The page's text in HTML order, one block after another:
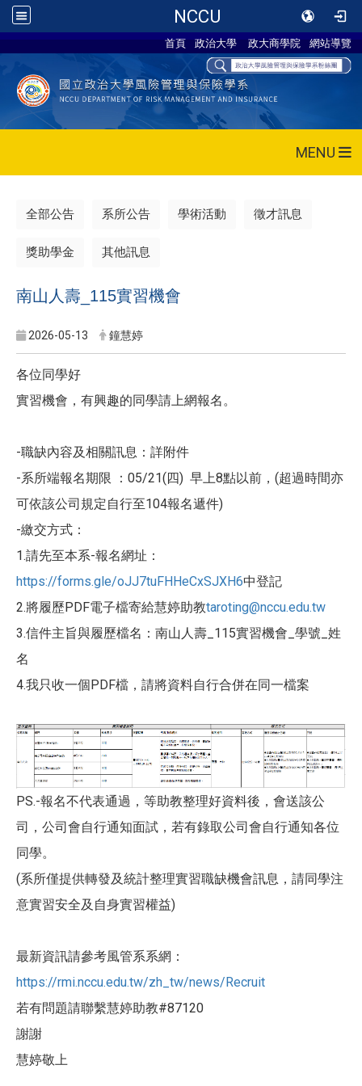
NCCU
首頁 政治大學 政大商學院 網站導覽
MENU
全部公告 系所公告 學術活動 徵才訊息
獎助學金 其他訊息
南山人壽_115實習機會
2026-05-13 鐘慧婷
各位同學好
實習機會，有興趣的同學請上網報名。
-職缺內容及相關訊息：詳附件
-系所端報名期限 ：05/21(四) 早上8點以前，(超過時間亦
可依該公司規定自行至104報名遞件)
-繳交方式：
1.請先至本系-報名網址：
https://forms.gle/oJJ7tuFHHeCxSJXH6中登記
2.將履歷PDF電子檔寄給慧婷助教taroting@nccu.edu.tw
3.信件主旨與履歷檔名：南山人壽_115實習機會_學號_姓
名
4.我只收一個PDF檔，請將資料自行合併在同一檔案
PS.-報名不代表通過，等助教整理好資料後，會送該公
司，公司會自行通知面試，若有錄取公司會自行通知各位
同學。
(系所僅提供轉發及統計整理實習職缺機會訊息，請同學注
意實習安全及自身實習權益)
最新資訊請參考風管系系網：
https://rmi.nccu.edu.tw/zh_tw/news/Recruit
若有問題請聯繫慧婷助教#87120
謝謝
慧婷敬上